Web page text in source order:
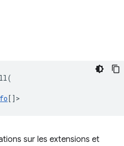
(
[] >
sur les extensions et